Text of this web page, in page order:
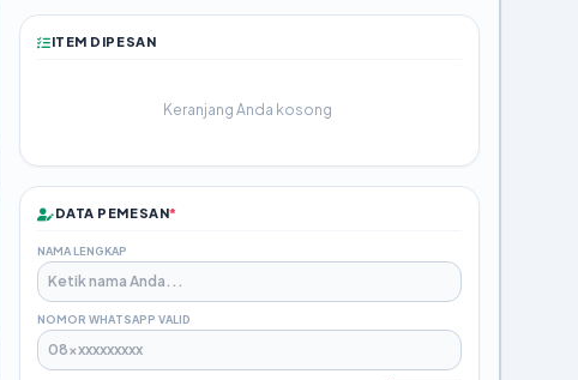
ITEM DIPESAN
Keranjang Anda kosong
DATA PEMESAN*
NAMA LENGKAP
NOMOR WHATSAPP VALID